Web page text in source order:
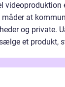
videoproduktion
at
og private.
et produkt,